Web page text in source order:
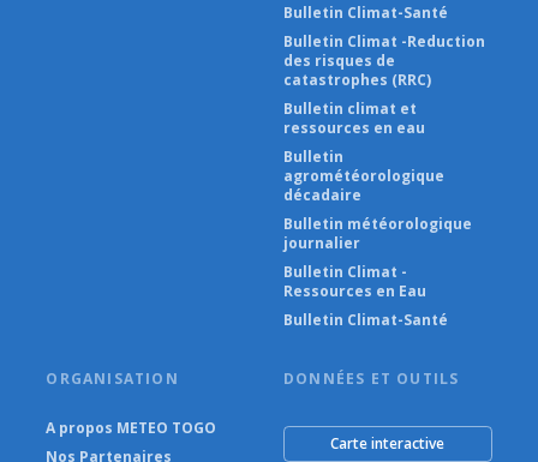
Bulletin Climat-Santé
Bulletin Climat -Reduction
des risques de
catastrophes (RRC)
Bulletin climat et
ressources en eau
Bulletin
agrométéorologique
décadaire
Bulletin météorologique
journalier
Bulletin Climat -
Ressources en Eau
Bulletin Climat-Santé
ORGANISATION
A propos METEO TOGO
Nos Partenaires
DONNÉES ET OUTILS
Carte interactive